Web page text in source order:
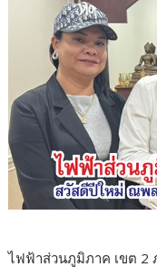
ไฟฟ้าส่วนภูมิภาค เขต 2